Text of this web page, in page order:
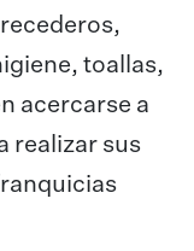
toallas,
acercarse a
realizar sus